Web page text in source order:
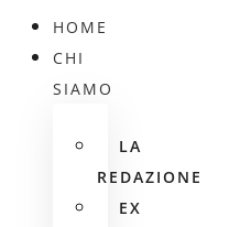
HOME
CHI
SIAMO
LA
REDAZIONE
EX